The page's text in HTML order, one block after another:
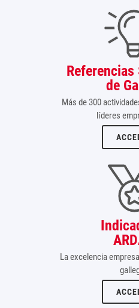
de
Más de 300
líderes
La excelencia